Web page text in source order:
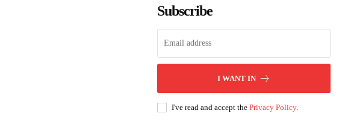
Subscribe
I WANT IN
I've read and accept the Privacy Policy.